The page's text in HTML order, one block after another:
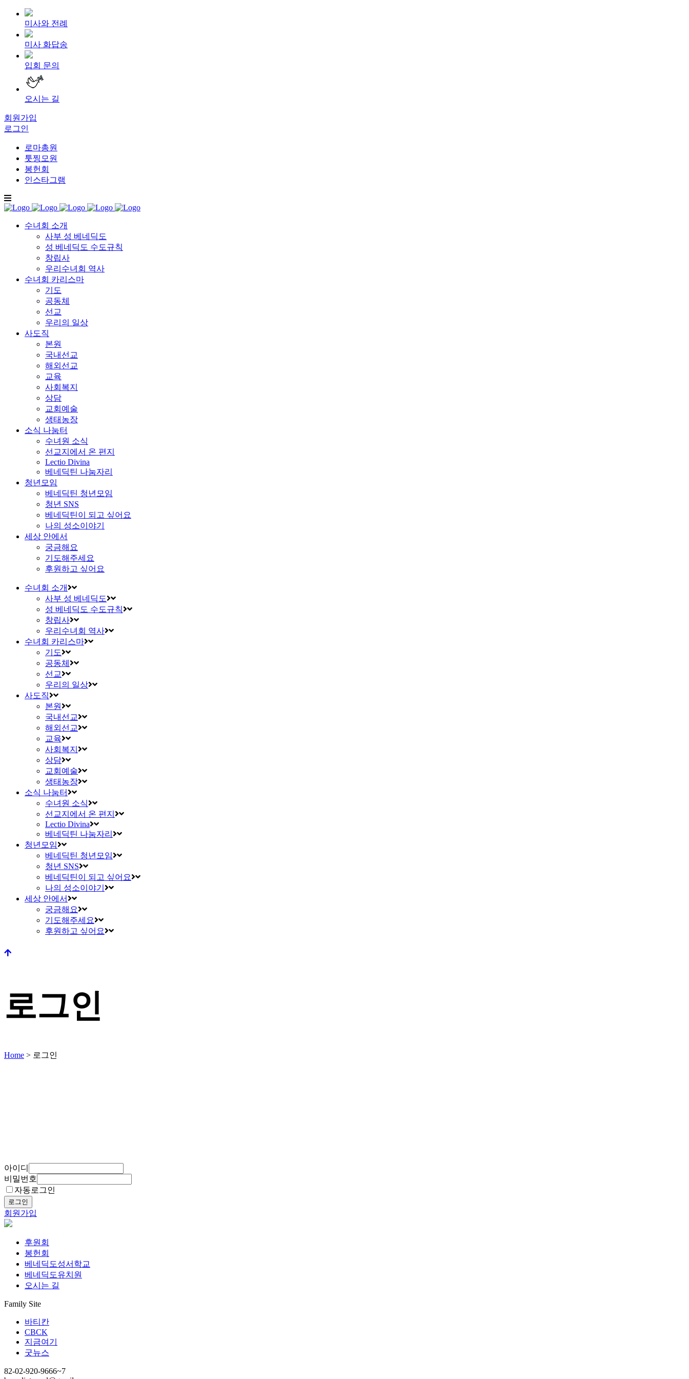
미사와 전례
미사 화답송
입회 문의
오시는 길
회원가입
로그인
로마총원
툿찡모원
봉헌회
인스타그램
수녀회 소개
사부 성 베네딕도
성 베네딕도 수도규칙
창립사
우리수녀회 역사
수녀회 카리스마
기도
공동체
선교
우리의 일상
사도직
본원
국내선교
해외선교
교육
사회복지
상담
교회예술
생태농장
소식 나눔터
수녀원 소식
선교지에서 온 편지
Lectio Divina
베네딕틴 나눔자리
청년모임
베네딕틴 청년모임
청년 SNS
베네딕틴이 되고 싶어요
나의 성소이야기
세상 안에서
궁금해요
기도해주세요
후원하고 싶어요
수녀회 소개
사부 성 베네딕도
성 베네딕도 수도규칙
창립사
우리수녀회 역사
수녀회 카리스마
기도
공동체
선교
우리의 일상
사도직
본원
국내선교
해외선교
교육
사회복지
상담
교회예술
생태농장
소식 나눔터
수녀원 소식
선교지에서 온 편지
Lectio Divina
베네딕틴 나눔자리
청년모임
베네딕틴 청년모임
청년 SNS
베네딕틴이 되고 싶어요
나의 성소이야기
세상 안에서
궁금해요
기도해주세요
후원하고 싶어요
로그인
Home > 로그인
아이디
비밀번호
자동로그인
로그인
회원가입
후원회
봉헌회
베네딕도성서학교
베네딕도유치원
오시는 길
Family Site
바티칸
CBCK
지금여기
굿뉴스
82-02-920-9666~7